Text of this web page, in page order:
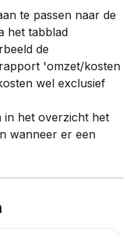
te passen naar de
het tabblad
de
'omzet/kosten
wel exclusief
in het overzicht het
wanneer er een